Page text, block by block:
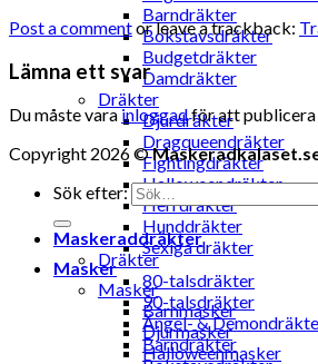
Barndräkter
Bokstavsdräkter
Budgetdräkter
Damdräkter
Dräkter
Djurdräkter
Dragqueendräkter
Fightingdräkter
Halloweendräkter
Herrdräkter
Hunddräkter
Sexiga dräkter
Masker
Masker
Barnmasker
Djurmasker
Halloweenmasker
Post a commentor leave a trackback:
Lämna ett svar
Du måste varainloggadför att publicera
Copyright 2026 ©
Sök efter:
Maskeraddräkter
Dräkter
80-talsdräkter
90-talsdräkter
Ängel- &
Barndräkter